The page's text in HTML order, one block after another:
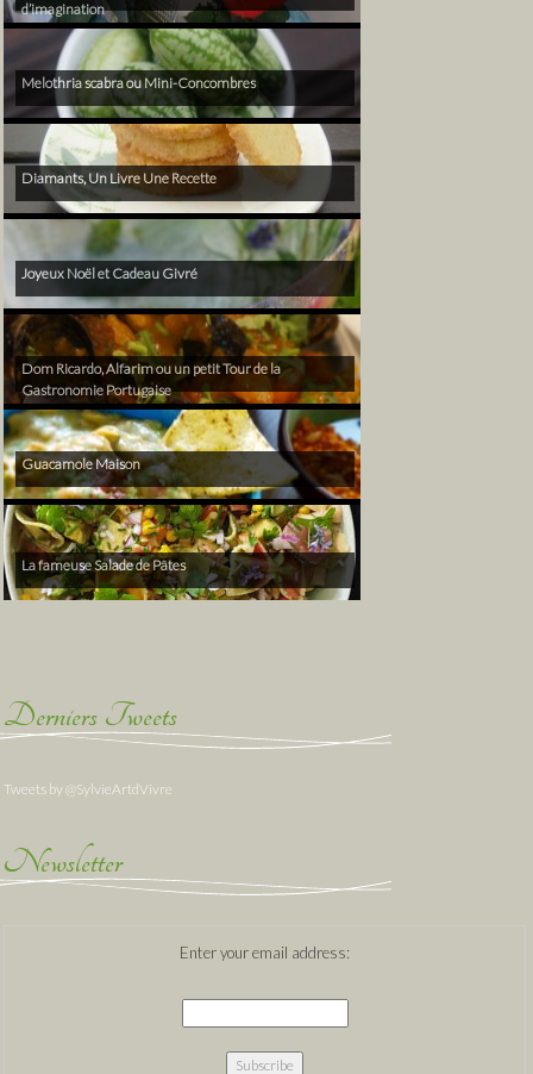
d’imagination
Melothria scabra ou Mini-Concombres
Diamants, Un Livre Une Recette
Joyeux Noël et Cadeau Givré
Dom Ricardo, Alfarim ou un petit Tour de la
Gastronomie Portugaise
Guacamole Maison
La fameuse Salade de Pâtes
Derniers Tweets
Tweets by @SylvieArtdVivre
Newsletter
Enter your email address: